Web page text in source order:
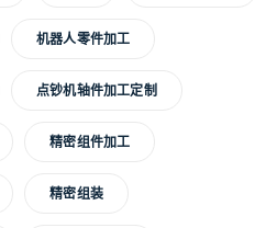
机器人零件加工
点钞机轴件加工定制
精密组件加工
精密组装